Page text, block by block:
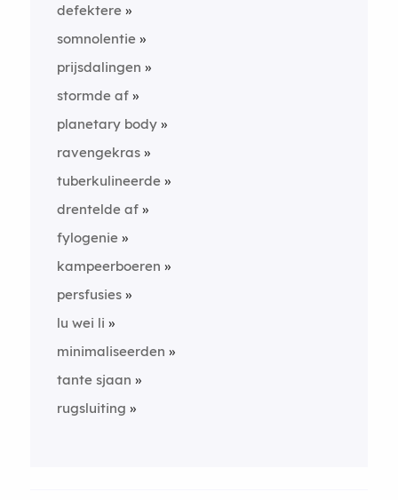
defektere
somnolentie
prijsdalingen
stormde af
planetary body
ravengekras
tuberkulineerde
drentelde af
fylogenie
kampeerboeren
persfusies
lu wei li
minimaliseerden
tante sjaan
rugsluiting